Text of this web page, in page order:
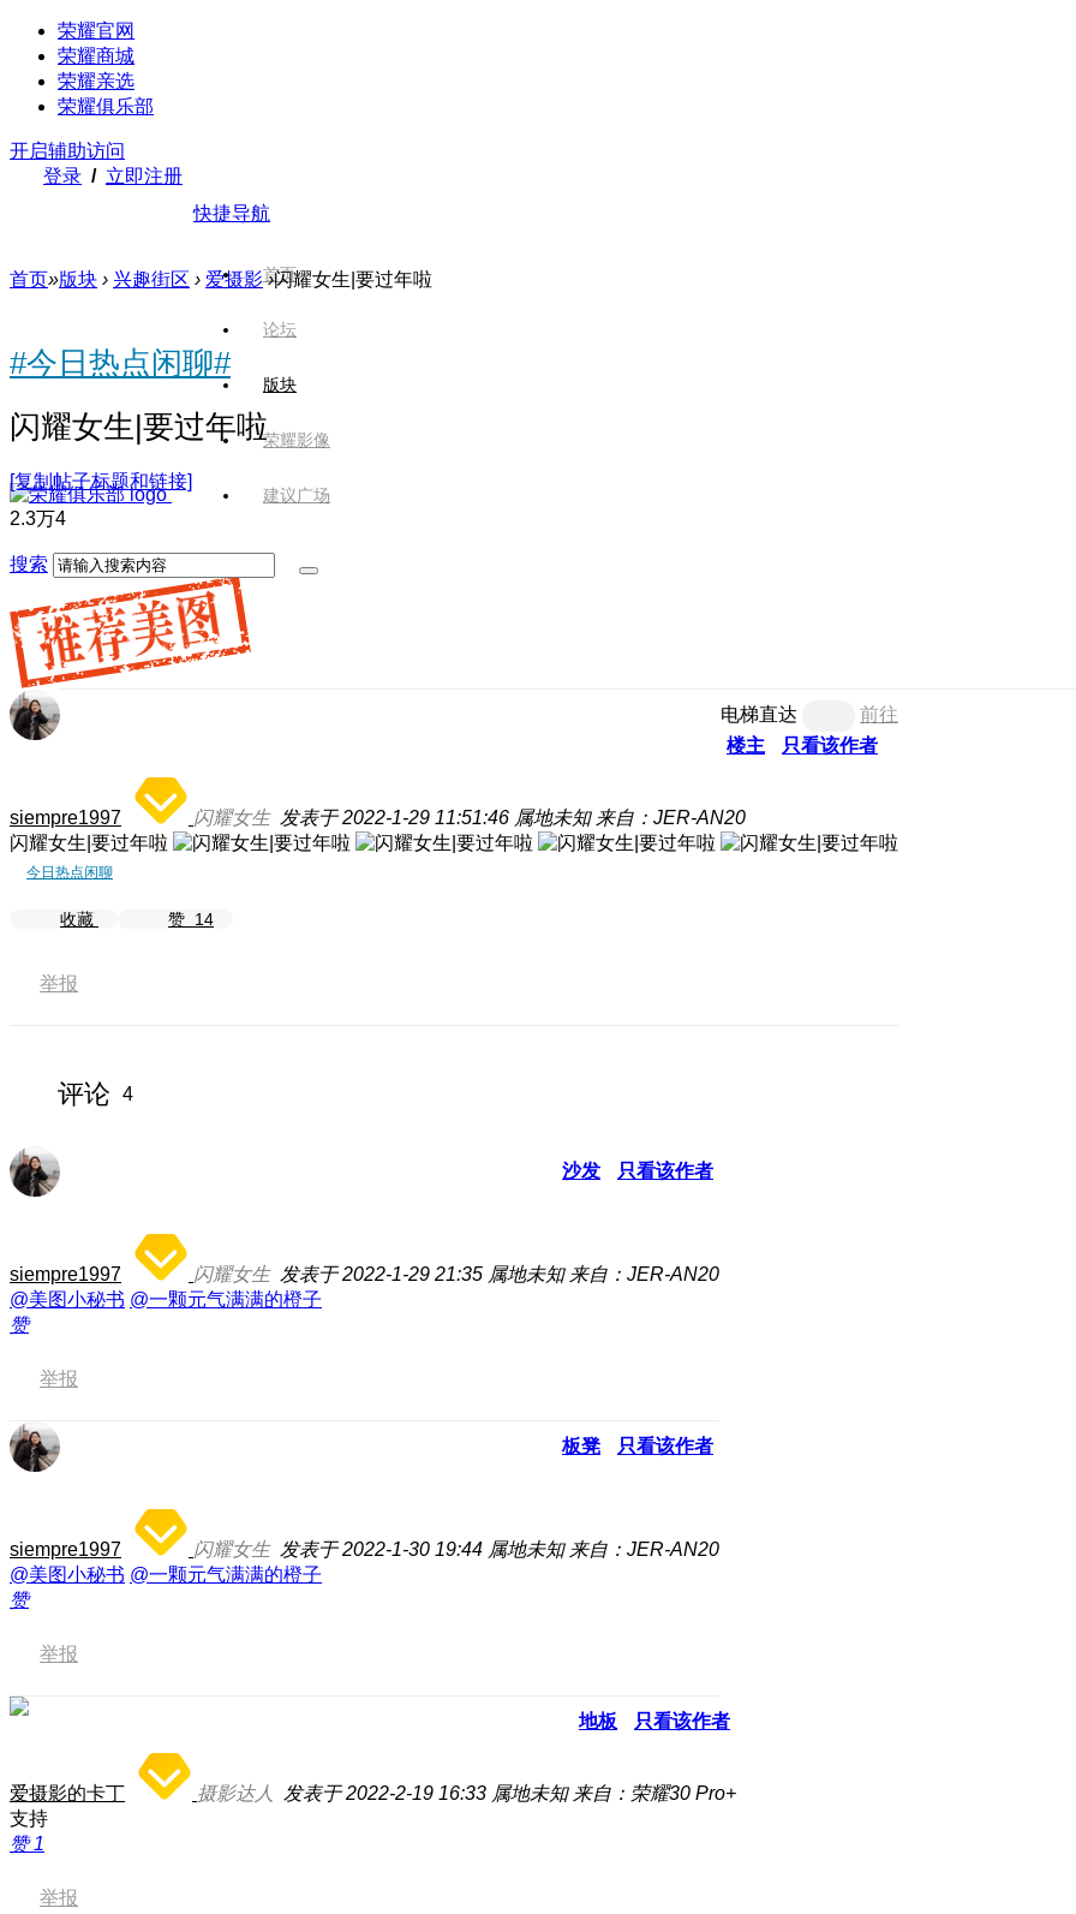
荣耀官网
荣耀商城
荣耀亲选
荣耀俱乐部
开启辅助访问
登录 / 立即注册
快捷导航
首页
论坛
版块
荣耀影像
建议广场
搜索
首页»版块 › 兴趣街区 › 爱摄影 ›闪耀女生|要过年啦
#今日热点闲聊#
闪耀女生|要过年啦
[复制帖子标题和链接]
2.3万4
电梯直达
前往
楼主
只看该作者
siempre1997 闪耀女生 发表于 2022-1-29 11:51:46 属地未知 来自：JER-AN20
闪耀女生|要过年啦
今日热点闲聊
收藏 赞 14
举报
评论 4
沙发 只看该作者
siempre1997 闪耀女生 发表于 2022-1-29 21:35 属地未知 来自：JER-AN20
@美图小秘书 @一颗元气满满的橙子
赞
举报
板凳 只看该作者
siempre1997 闪耀女生 发表于 2022-1-30 19:44 属地未知 来自：JER-AN20
@美图小秘书 @一颗元气满满的橙子
赞
举报
地板 只看该作者
爱摄影的卡丁 摄影达人 发表于 2022-2-19 16:33 属地未知 来自：荣耀30 Pro+
支持
赞1
举报